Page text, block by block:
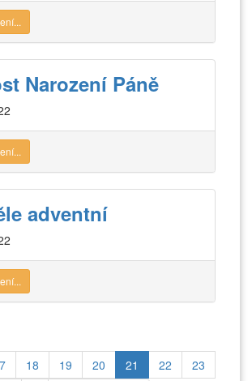
Narození Páně
adventní
18 19 20 21 22 23